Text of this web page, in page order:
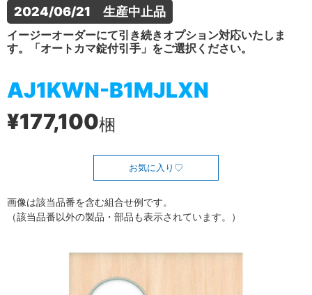
2024/06/21　生産中止品
イージーオーダーにて引き続きオプション対応いたしま
す。「オートカマ錠付引手」をご選択ください。
AJ1KWN-B1MJLXN
¥177,100梱
お気に入り
画像は該当品番を含む組合せ例です。
（該当品番以外の製品・部品も表示されています。）